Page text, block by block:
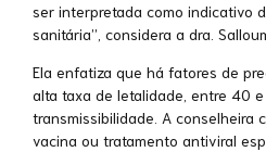
ser interpretada como indicativo
sanitária”, considera a dra.
Ela enfatiza que há fatores de
alta taxa de letalidade, entre 40
transmissibilidade. A conselheira
vacina ou tratamento antiviral